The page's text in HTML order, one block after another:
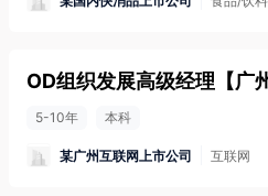
OD组织发展高级经理 【广
5-10年 本科
某广州互联网上市公司 互联网